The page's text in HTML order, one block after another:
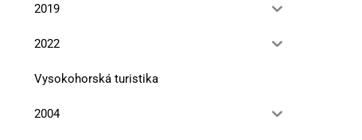
2019
2022
Vysokohorská turistika
2004